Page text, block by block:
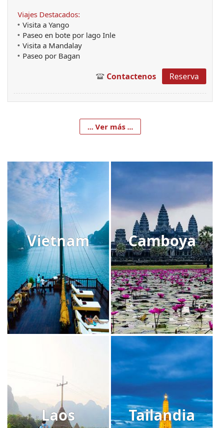
Viajes Destacados:
Visita a Yango
Paseo en bote por lago Inle
Visita a Mandalay
Paseo por Bagan
Contactenos Reserva
... Ver más ...
Vietnam Camboya
Laos Tailandia